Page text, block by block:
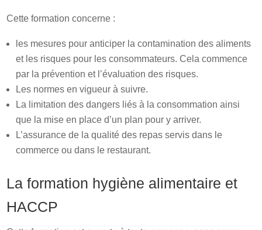
Cette formation concerne :
les mesures pour anticiper la contamination des aliments
et les risques pour les consommateurs. Cela commence
par la prévention et l’évaluation des risques.
Les normes en vigueur à suivre.
La limitation des dangers liés à la consommation ainsi
que la mise en place d’un plan pour y arriver.
L’assurance de la qualité des repas servis dans le
commerce ou dans le restaurant.
La formation hygiène alimentaire et
HACCP